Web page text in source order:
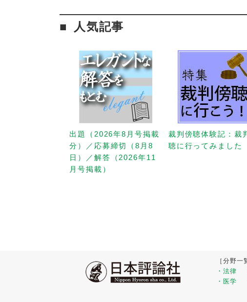
人気記事
出題（2026年8月号掲載
分）／応募締切（8月8
日）／解答（2026年11
月号掲載）
裁判傍聴体験記：裁
聴に行ってみました
［分野一
・法律
・医学